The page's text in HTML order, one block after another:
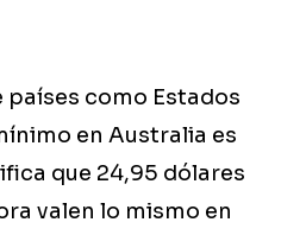
países como Estados
en Australia es
que 24,95 dólares
valen lo mismo en